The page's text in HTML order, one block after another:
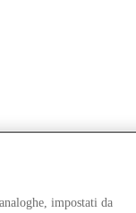
impostati da